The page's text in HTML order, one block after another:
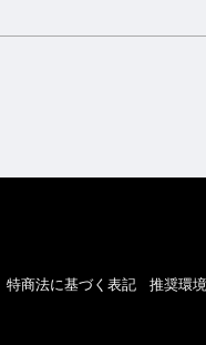
特商法に基づく表記 推奨環境